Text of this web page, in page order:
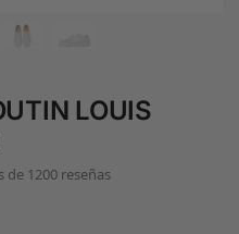
LOUIS
de 1200 reseñas